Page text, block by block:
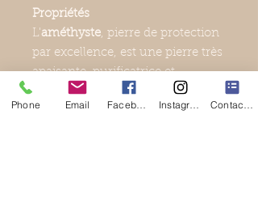
Propriétés
L'améthyste, pierre de protection
par excellence, est une pierre très
apaisante, purificatrice et
protectrice. Elle aide à avoir une
compréhension intuitive des
Phone Email